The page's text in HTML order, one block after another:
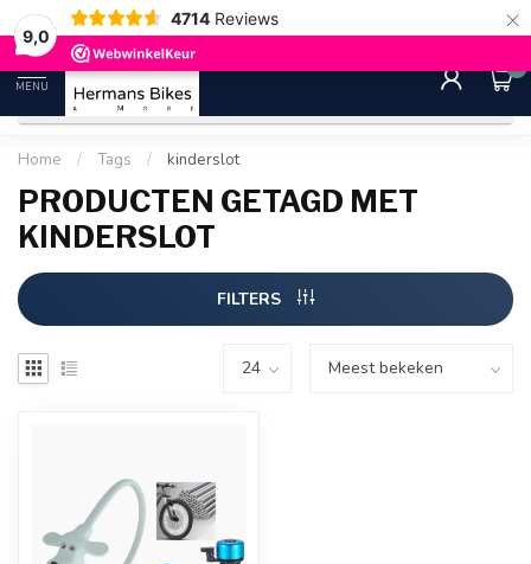
9,0
4714 Reviews ×
30 dagen bedenktijd Gratis
MENU
0
Home / Tags / kinderslot
PRODUCTEN GETAGD MET
KINDERSLOT
FILTERS